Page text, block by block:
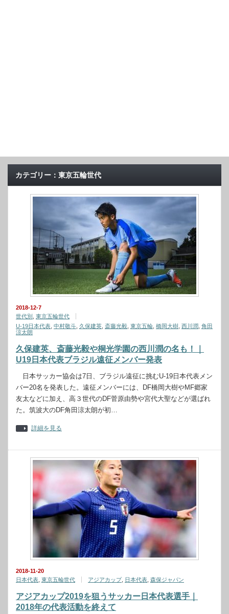
カテゴリー：東京五輪世代
2018-12-7
世代別 東京五輪世代
U-19日本代表 中村敬斗 久保建英 斎藤光毅 東京五輪 橋岡大樹 西川潤 角田
涼太朗
久保建英、斎藤光毅や桐光学園の西川潤の名も！｜
U19日本代表ブラジル遠征メンバー発表
日本サッカー協会は7日、ブラジル遠征に挑むU-19日本代表メン
バー20名を発表した。遠征メンバーには、DF橋岡大樹やMF郷家
友太などに加え、高３世代のDF菅原由勢や宮代大聖などが選ばれ
た。筑波大のDF角田涼太朗が初…
詳細を見る
2018-11-20
日本代表 東京五輪世代 アジアカップ, 日本代表 森保ジャパン
アジアカップ2019を狙うサッカー日本代表選手｜
2018年の代表活動を終えて